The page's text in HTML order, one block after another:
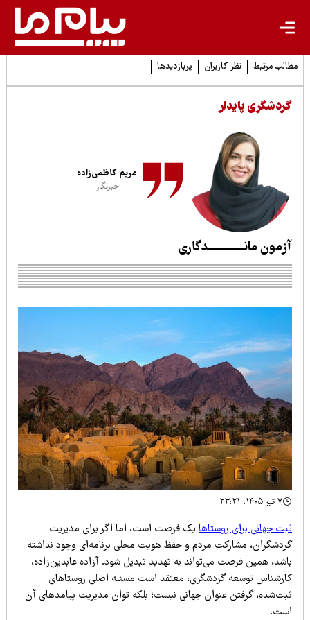
مرتبط نظر کاربران پربازدیدها
پایدار
مریم کاظمی‌زاده
خبرنگار
مانـــــــــــــدگاری
جهانی برای روستاهایک فرصت است، اما اگر برای مدیریت
مشارکت مردم و حفظ هویت محلی برنامه‌ای وجود نداشته
همین فرصت می‌تواند به تهدید تبدیل شود. آزاده عابدین‌زاده،
توسعه گردشگری، معتقد است مسئله اصلی روستاهای
گرفتن عنوان جهانی نیست؛ بلکه توان مدیریت پیامدهای آن